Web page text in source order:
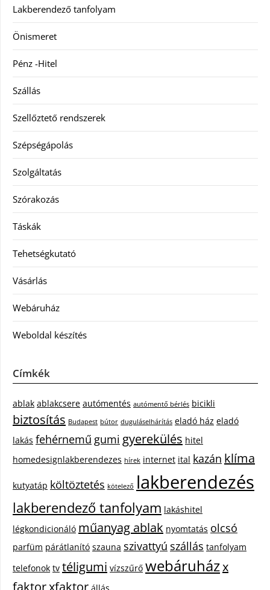
Lakberendező tanfolyam
Önismeret
Pénz -Hitel
Szállás
Szellőztető rendszerek
Szépségápolás
Szolgáltatás
Szórakozás
Táskák
Tehetségkutató
Vásárlás
Webáruház
Weboldal készítés
Címkék
ablak ablakcsere autómentés autómentő bérlés bicikli
biztosítás Budapest bútor duguláselhárítás eladó ház eladó
lakás fehérnemű gumi gyerekülés hitel
homedesignlakberendezes hírek internet ital kazán klíma
kutyatáp költöztetés kötelező lakberendezés
lakberendező tanfolyam lakáshitel
légkondicionáló műanyag ablak nyomtatás olcsó
parfüm párátlanító szauna szivattyú szállás tanfolyam
telefonok tv téligumi vízszűrő webáruházx
faktorxfaktor